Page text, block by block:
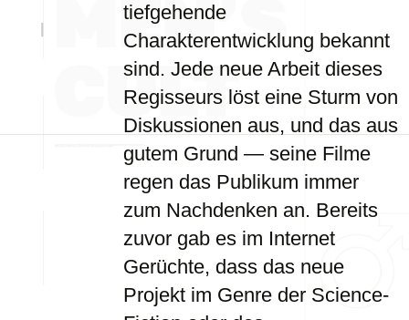
tiefgehende
Charakterentwicklung bekannt
sind. Jede neue Arbeit dieses
Regisseurs löst eine Sturm von
Diskussionen aus, und das aus
gutem Grund — seine Filme
regen das Publikum immer
zum Nachdenken an. Bereits
zuvor gab es im Internet
Gerüchte, dass das neue
Projekt im Genre der Science-